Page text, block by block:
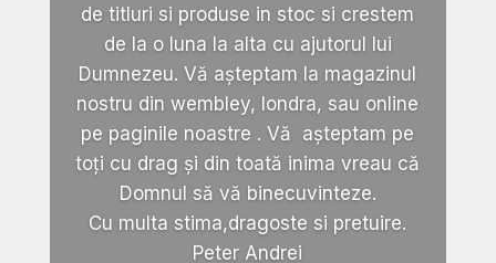
de titluri si produse in stoc si crestem
de la o luna la alta cu ajutorul lui
Dumnezeu. Vă așteptam la magazinul
nostru din wembley, londra, sau online
pe paginile noastre . Vă așteptam pe
toți cu drag și din toată inima vreau că
Domnul să vă binecuvinteze.
Cu multa stima,dragoste si pretuire.
Peter Andrei